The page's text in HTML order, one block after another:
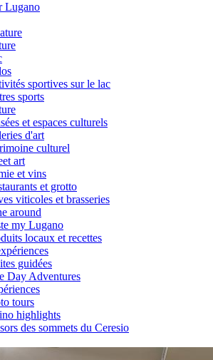
Lugano
sportives sur le lac
sports
et espaces culturels
d'art
culturel
art
et vins
et grotto
viticoles et brasseries
around
my Lugano
locaux et recettes
guidées
Day Adventures
tours
highlights
des sommets du Ceresio